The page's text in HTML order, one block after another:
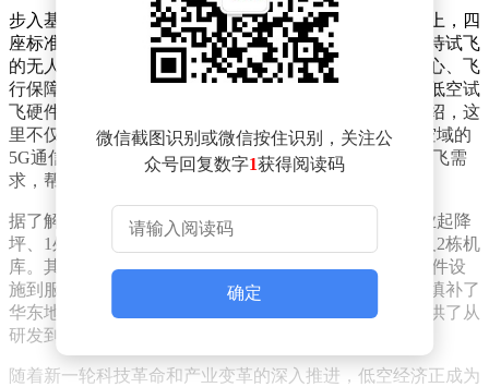
步入基地，现代化的科技气息扑面而来。开阔的试飞场上，四
座标准化起降坪排列整齐，标识清晰；停机坪上，多架待试飞
的无人机设备正在进行最后的调试与校准。飞行指挥中心、飞
行保障中心及两座专业机库等配套建筑错落有致，全套低空试
飞硬件设施已全面就位，静待正式启用。基地负责人介绍，这
里不仅具备完善的试飞条件，还能提供覆盖真高600米空域的
5G通信、导航和气象服务，可满足各类无人机企业的试飞需
求，帮助企业省去自建试飞设施的高昂成本。
据了解，该基地总占地面积达64亩，规划建设了4个专业起降
坪、1处停机坪、1栋飞行指挥中心、1栋飞行保障中心及2栋机
库。其设计充分考虑了中大型eVTOL的试飞需求，从硬件设
施到服务保障均达到行业领先水平。基地的建成，不仅填补了
华东地区此类专业试飞平台的空白，也为无人机企业提供了从
研发到试飞的一站式解决方案。
随着新一轮科技革命和产业变革的深入推进，低空经济正成为
微信截图识别或微信按住识别，关注公
众号回复数字1获得阅读码
确定